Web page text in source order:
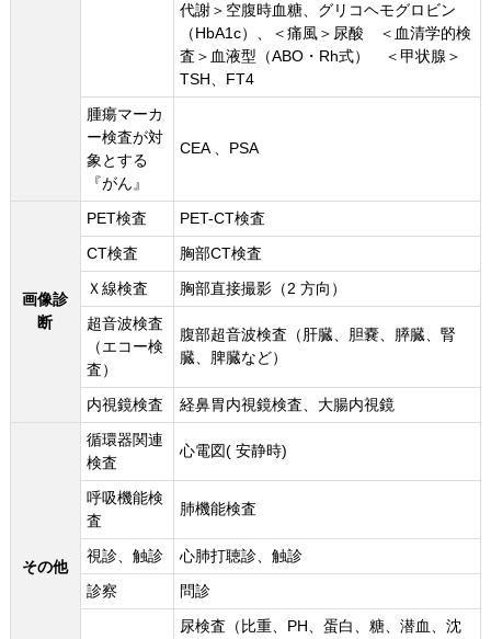
代謝＞空腹時血糖、グリコヘモグロビン
（HbA1c）、＜痛風＞尿酸 ＜血清学的検
査＞血液型（ABO・Rh式） ＜甲状腺＞
TSH、FT4
腫瘍マーカ
ー検査が対
象とする
『がん』
CEA 、PSA
画像診
断
PET検査
PET-CT検査
CT検査
胸部CT検査
Ｘ線検査
胸部直接撮影（2 方向）
超音波検査
（エコー検
査）
腹部超音波検査（肝臓、胆嚢、膵臓、腎
臓、脾臓など）
内視鏡検査 経鼻胃内視鏡検査、大腸内視鏡
その他
循環器関連
検査
心電図( 安静時)
呼吸機能検
査
肺機能検査
視診、触診
心肺打聴診、触診
診察
問診
尿検査（比重、PH、蛋白、糖、潜血、沈